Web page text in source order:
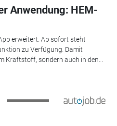
Anwendung: HEM-
erweitert. Ab sofort steht
zu Verfügung. Damit
Kraftstoff, sondern auch in den...